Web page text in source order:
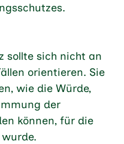
sollte sich nicht an
orientieren. Sie
wie die Würde,
der
können, für die